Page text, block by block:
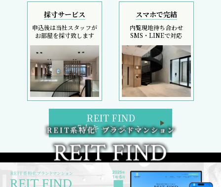
採寸サービス
申込後は当社スタッフが
お部屋を採寸致します
スマホで完結
内覧現地待ち合わせ
SMS・LINEで対応
REIT FIND
5大キャンペーン